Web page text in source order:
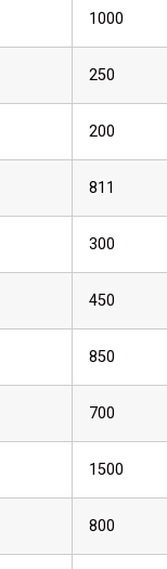
1000
250
200
811
300
450
850
700
1500
800